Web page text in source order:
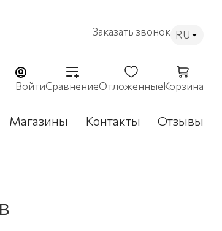
Заказать звонок RU
ВойтиСравнениеОтложенныеКорзина
Магазины Контакты Отзывы